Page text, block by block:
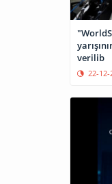
verilib
22-12-